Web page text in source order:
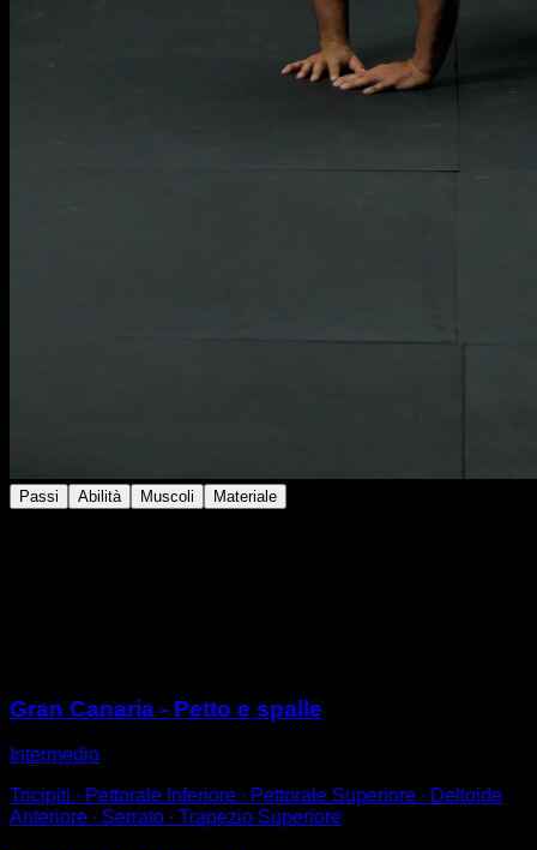
Passi Abilità Muscoli Materiale
Gran Canaria - Petto e spalle
Intermedio
Tricipiti ∙ Pettorale Inferiore ∙ Pettorale Superiore ∙ Deltoide
Anteriore ∙ Serrato ∙ Trapezio Superiore